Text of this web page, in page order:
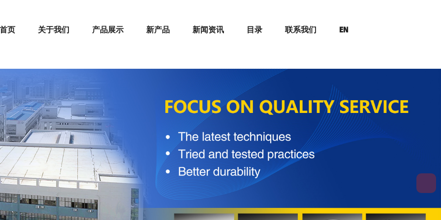
页 关于我们 产品展示 新产品 新闻资讯 目录 联系我们 EN